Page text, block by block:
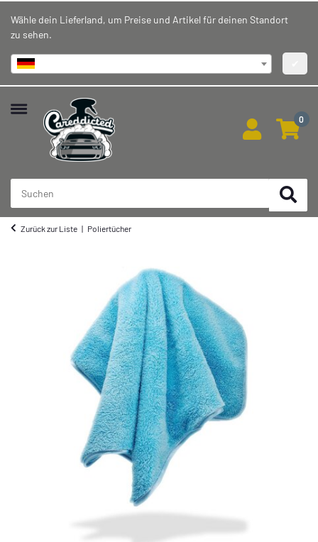
Wähle dein Lieferland, um Preise und Artikel für deinen Standort
zu sehen.
0
Zurück zur Liste Poliertücher